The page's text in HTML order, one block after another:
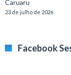
Caruaru
23 de julho de 2026
Facebook